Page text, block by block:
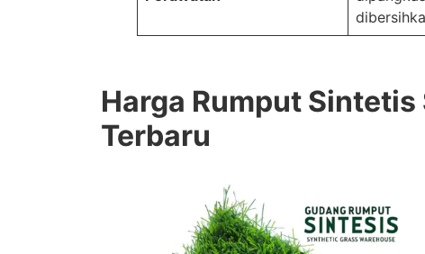
Harga Rumput Sintetis
Terbaru